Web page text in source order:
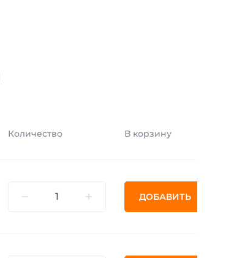
Количество В корзину
ДОБАВИТЬ